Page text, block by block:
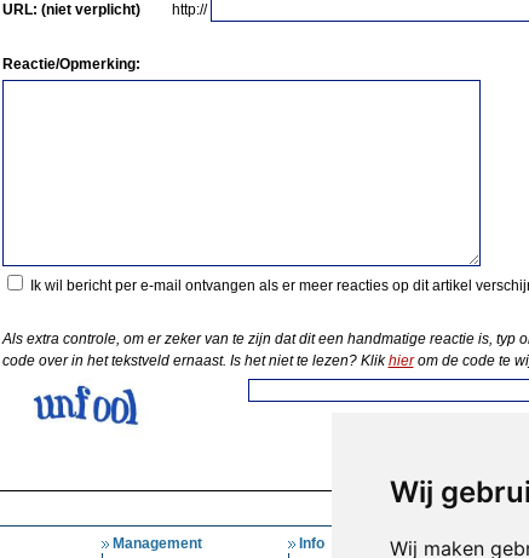
Wij
Wij maken
URL: (niet verplicht)
http://
Reactie/Opmerking:
Ik wil bericht per e-mail ontvangen als er meer reacties op dit artikel
Als extra controle, om er zeker van te zijn dat dit een handmatige reactie is, typ
code over in het tekstveld ernaast. Is het niet te lezen? Klikhierom de code te
Management Info Mijn